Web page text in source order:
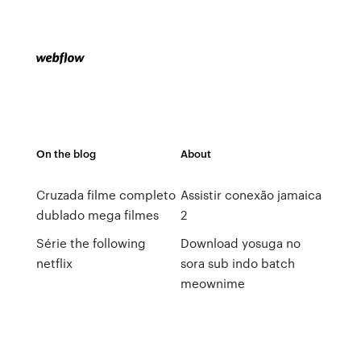
On the blog
Cruzada filme completo
dublado mega filmes
Série the following
netflix
About
Assistir conexão jamaica
2
Download yosuga no
sora sub indo batch
meownime